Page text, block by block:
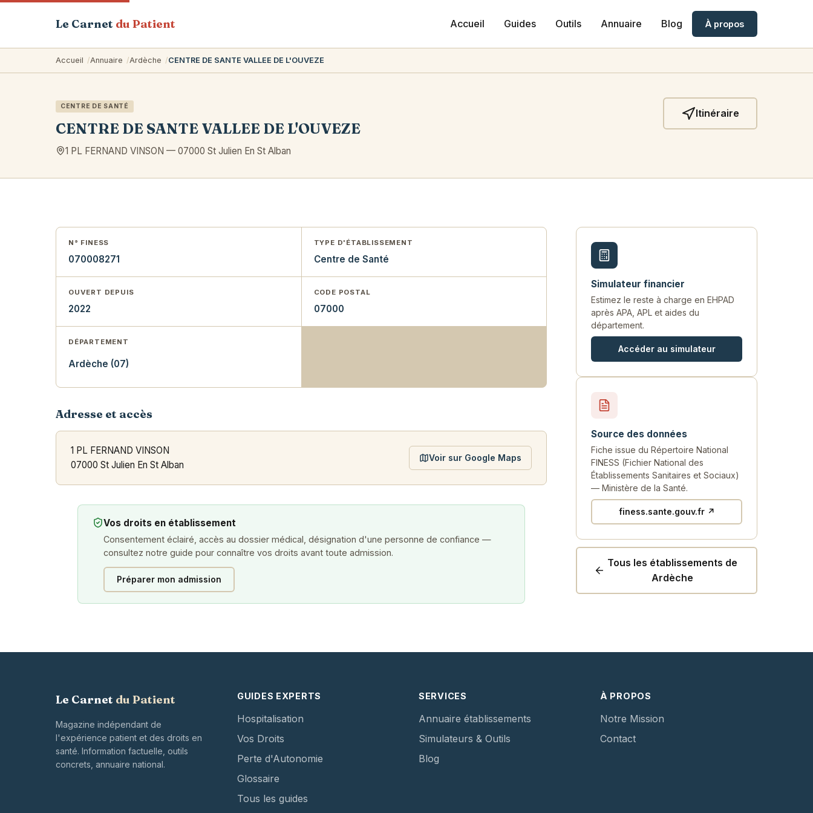
Le Carnet du Patient Accueil Guides Outils Annuaire Blog À propos
Accueil Annuaire Ardèche CENTRE DE SANTE VALLEE DE L'OUVEZE
CENTRE DE SANTÉ
CENTRE DE SANTE VALLEE DE L'OUVEZE
1 PL FERNAND VINSON — 07000 St Julien En St Alban
Itinéraire
N° FINESS
070008271
TYPE D'ÉTABLISSEMENT
Centre de Santé
OUVERT DEPUIS
2022
CODE POSTAL
07000
DÉPARTEMENT
Ardèche (07)
Adresse et accès
1 PL FERNAND VINSON
07000 St Julien En St Alban
Voir sur Google Maps
Vos droits en établissement
Consentement éclairé, accès au dossier médical, désignation d'une personne de confiance —
consultez notre guide pour connaître vos droits avant toute admission.
Préparer mon admission
Simulateur financier
Estimez le reste à charge en EHPAD
après APA, APL et aides du
département.
Accéder au simulateur
Source des données
Fiche issue du Répertoire National
FINESS (Fichier National des
Établissements Sanitaires et Sociaux)
— Ministère de la Santé.
finess.sante.gouv.fr ↗
Tous les établissements de
Ardèche
Le Carnet du Patient
Magazine indépendant de
l'expérience patient et des droits en
santé. Information factuelle, outils
concrets, annuaire national.
GUIDES EXPERTS
Hospitalisation
Vos Droits
Perte d'Autonomie
Glossaire
Tous les guides
SERVICES
Annuaire établissements
Simulateurs & Outils
Blog
À PROPOS
Notre Mission
Contact